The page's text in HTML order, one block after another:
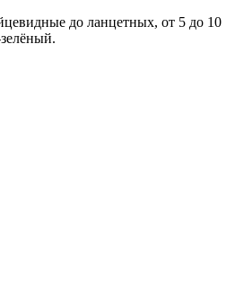
до ланцетных, от 5 до 10